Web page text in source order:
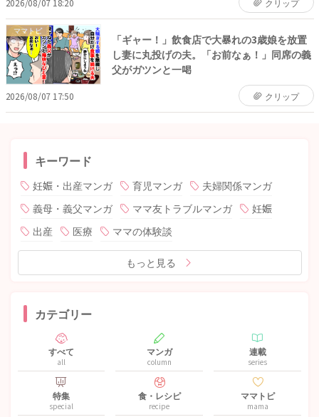
ママトピ
「ギャー！」飲食店で大暴れの3歳娘を放置
し妻に丸投げの夫。「お前なぁ！」同席の義
父がガツンと一喝
2026/08/07 17:50 クリップ
キーワード
妊娠・出産マンガ 育児マンガ
夫婦関係マンガ
義母・義父マンガ
ママ友トラブルマンガ
妊娠
出産
医療 ママの体験談
もっと見る
カテゴリー
すべて
all
マンガ
column
連載
series
特集
special
食・レシピ
recipe
ママトピ
mama